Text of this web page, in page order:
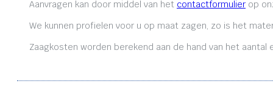
Aanvragen kan door middel van het contactformulier op
We kunnen profielen voor u op maat zagen, zo is het
Zaagkosten worden berekend aan de hand van het